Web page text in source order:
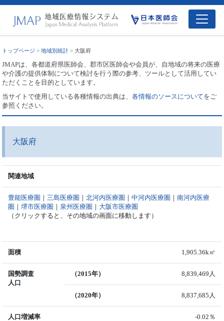
トップページ >地域別統計 > 大阪府
JMAPは、各都道府県医師会、郡市区医師会や会員が、自地域の将来の医療
や介護の提供体制について検討を行う際の参考、ツールとして活用してい
ただくことを目的としています。
当サイトで使用している各種情報の出典は、各情報のソースについてをご
参照ください。
大阪府
関連地域
豊能医療圏 ｜ 三島医療圏 ｜北河内医療圏 ｜中河内医療圏 ｜南河内医療
圏 ｜堺市医療圏 ｜ 泉州医療圏 ｜ 大阪市医療圏
（クリックすると、その地域の画面に移動します）
面積 1,905.36k㎡
国勢調査
人口
（2015年） 8,839,469人
（2020年） 8,837,685人
人口増減率
-0.02％